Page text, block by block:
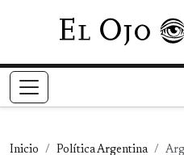
Inicio Política Argentina